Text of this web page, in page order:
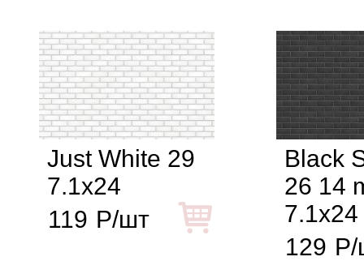
Just White 29
7.1x24
119 Р/шт
Black
26 14
7.1x24
129 Р/